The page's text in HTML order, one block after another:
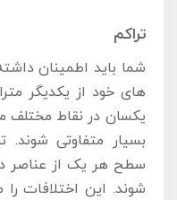
تراکم
شما باید اطمینان
‌های خود از یکدیگر
یکسان در نقاط مختلف
بسیار متفاوتی
سطح هر یک از عناصر
‌شوند. این اختلافات